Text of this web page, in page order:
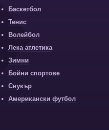
Баскетбол
Тенис
Волейбол
Лека атлетика
Зимни
Бойни спортове
Снукър
Американски футбол